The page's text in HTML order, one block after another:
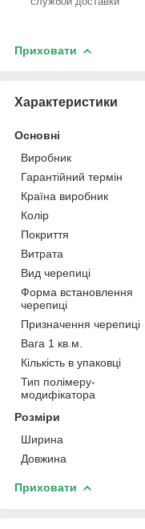
Приховати
Характеристики
Основні
Виробник
Гарантійний термін
Країна виробник
Колір
Покриття
Витрата
Вид черепиці
Форма встановлення
черепиці
Призначення черепиці
Вага 1 кв.м.
Кількість в упаковці
Тип полімеру-
модифікатора
Розміри
Ширина
Довжина
Приховати